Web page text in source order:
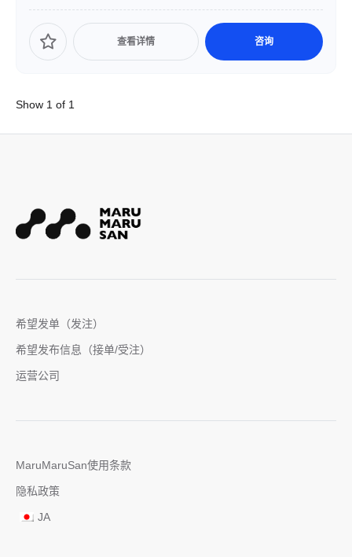
スを提供し、顧客のビジネスを影から支える「黒衣（くろ
こ）」のような存在を目指しています。
查看详情 咨询
Show 1 of 1
希望发单（发注）
希望发布信息（接单/受注）
运营公司
MaruMaruSan使用条款
隐私政策
JA